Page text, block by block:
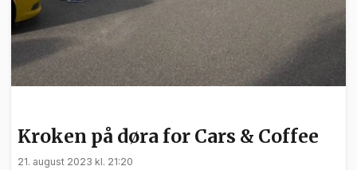
Kroken på døra for Cars & Coffee
21. august 2023 kl. 21:20